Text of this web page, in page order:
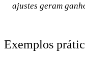
ajustes geram
Exemplos